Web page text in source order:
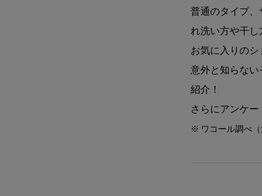
普通のタイプ
れ洗い方や干し
お気に入りの
意外と知らな
紹介！
さらにアンケー
※ ワコール調べ